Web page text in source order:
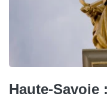
Haute-Savoie